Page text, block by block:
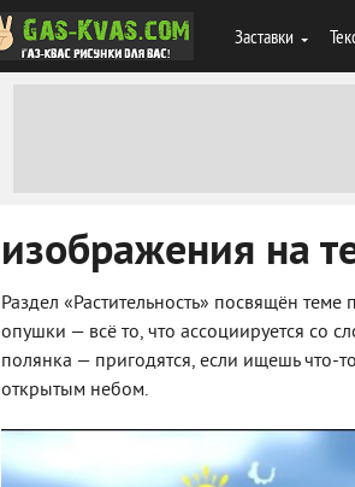
Заставки
изображения на
Раздел «Растительность» посвящён
опушки — всё то, что ассоциируется со
полянка — пригодятся, если ищешь что-
открытым небом.